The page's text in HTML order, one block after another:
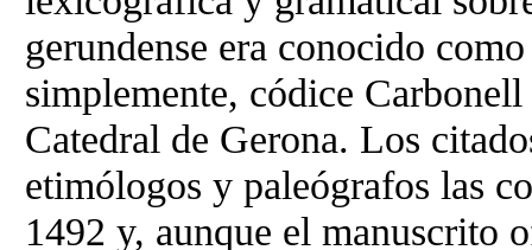
gerundense era conocido
simplemente, códice
Catedral de Gerona. Los
etimólogos y paleógrafos las
1492 y, aunque el manuscrito